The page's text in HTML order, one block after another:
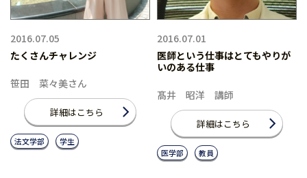
2016.07.05
たくさんチャレンジ
笹田 菜々美さん
詳細はこちら
法文学部 学生
2016.07.01
医師という仕事はとてもやりが
いのある仕事
髙井 昭洋 講師
詳細はこちら
医学部 教員